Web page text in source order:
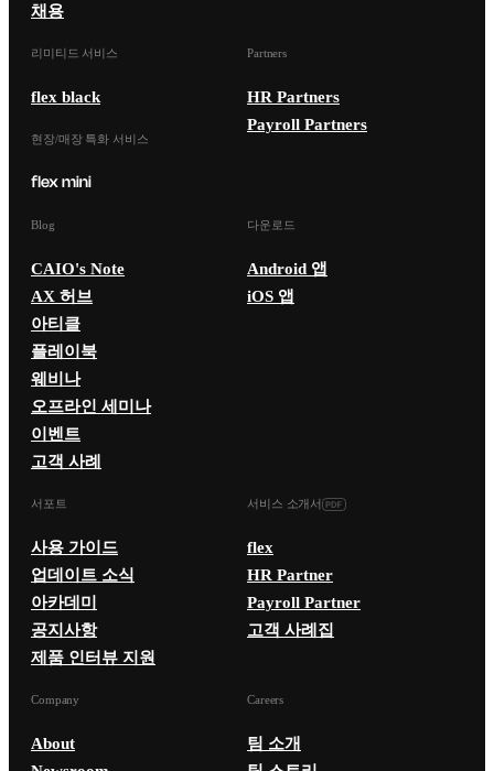
채용
리미티드 서비스
flex black
현장/매장 특화 서비스
Partners
HR Partners
Payroll Partners
Blog
CAIO's Note
AX 허브
아티클
플레이북
웨비나
오프라인 세미나
이벤트
고객 사례
다운로드
Android 앱
iOS 앱
서포트
사용 가이드
업데이트 소식
아카데미
공지사항
제품 인터뷰 지원
서비스 소개서
flex
HR Partner
Payroll Partner
고객 사례집
Company
About
Careers
팀 소개